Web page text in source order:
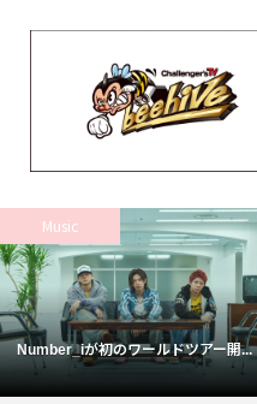
Music
Number_iが初のワールドツアー開...